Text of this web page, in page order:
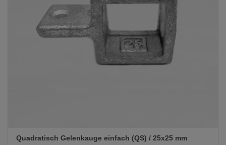
Quadratisch Gelenkauge einfach (QS) / 25x25 mm